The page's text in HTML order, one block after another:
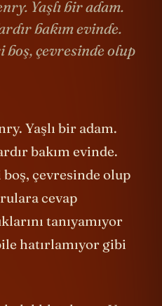
Yaşlı bir adam.
bakım evinde.
boş, çevresinde olup
Yaşlı bir adam.
bakım evinde.
boş, çevresinde olup
cevap
tanıyamıyor
hatırlamıyor gibi